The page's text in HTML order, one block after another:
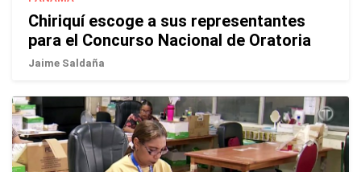
Chiriquí escoge a sus representantes
para el Concurso Nacional de Oratoria
Jaime Saldaña